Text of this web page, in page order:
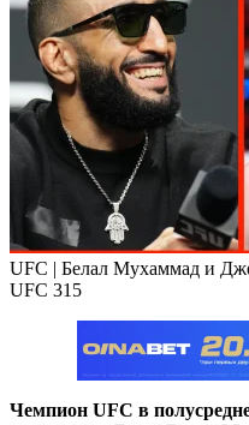
UFC | Белал Мухаммад и
UFC 315
Чемпион UFC в